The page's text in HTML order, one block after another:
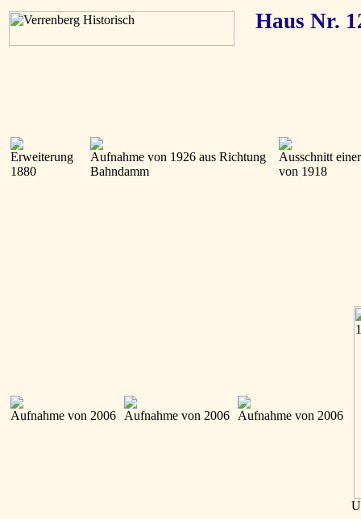
Haus Nr.
Erweiterung
1880
Aufnahme von 1926 aus Richtung
Bahndamm
Ausschnitt
von 1918
Aufnahme von 2006 Aufnahme von 2006 Aufnahme von 2006